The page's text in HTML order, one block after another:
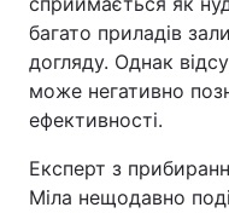
багато приладів
догляду. Однак
може негативно
ефективності.
Експерт з
Міла нещодавно